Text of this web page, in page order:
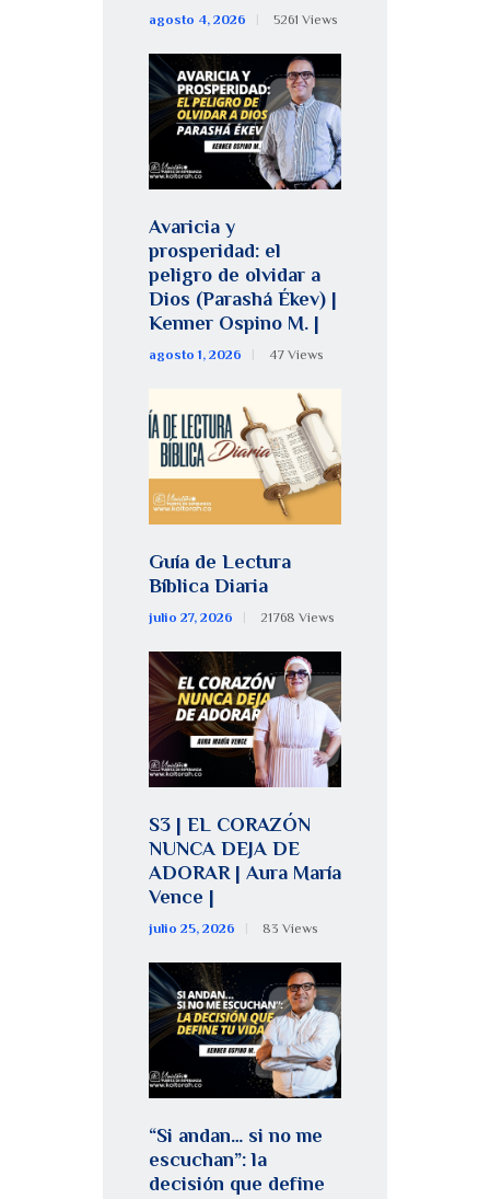
agosto 4, 2026 5261 Views
Avaricia y
prosperidad: el
peligro de olvidar a
Dios (Parashá Ékev) |
Kenner Ospino M. |
agosto 1, 2026 47 Views
Guía de Lectura
Bíblica Diaria
julio 27, 2026 21768 Views
S3 | EL CORAZÓN
NUNCA DEJA DE
ADORAR | Aura María
Vence |
julio 25, 2026 83 Views
“Si andan… si no me
escuchan”: la
decisión que define